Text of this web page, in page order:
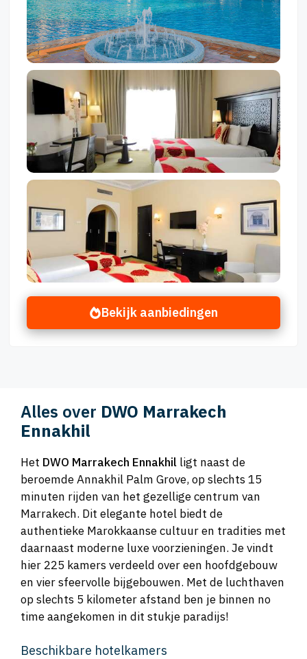
Bekijk aanbiedingen
Alles over DWO Marrakech
Ennakhil
Het DWO Marrakech Ennakhil ligt naast de
beroemde Annakhil Palm Grove, op slechts 15
minuten rijden van het gezellige centrum van
Marrakech. Dit elegante hotel biedt de
authentieke Marokkaanse cultuur en tradities met
daarnaast moderne luxe voorzieningen. Je vindt
hier 225 kamers verdeeld over een hoofdgebouw
en vier sfeervolle bijgebouwen. Met de luchthaven
op slechts 5 kilometer afstand ben je binnen no
time aangekomen in dit stukje paradijs!
Beschikbare hotelkamers